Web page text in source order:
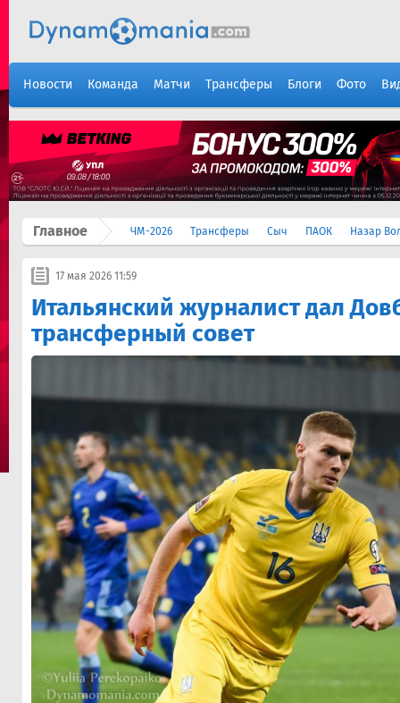
Новости Команда Матчи Трансферы Блоги Фото
Главное ЧМ-2026 Трансферы Сыч ПАОК Назар
17 мая 2026 11:59
Итальянский журналист дал
трансферный совет